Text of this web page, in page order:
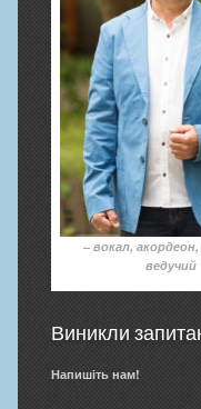
– вокал, акордеон,
ведучий
Виникли
Напишіть нам!